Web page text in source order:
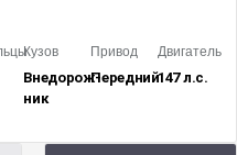
Кузов
Внедорож­
ник
Привод
Передний
Двигатель
147 л.с.